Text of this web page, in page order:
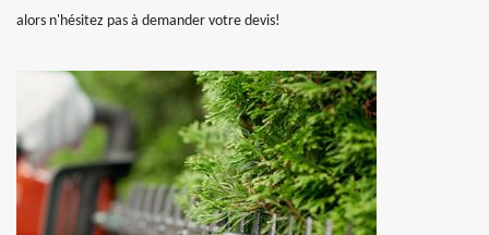
alors n'hésitez pas à demander votre devis!